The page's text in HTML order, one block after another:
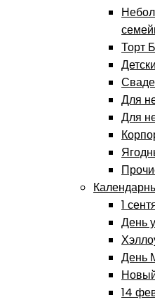
Торт
Для
Для
1
День
День
14